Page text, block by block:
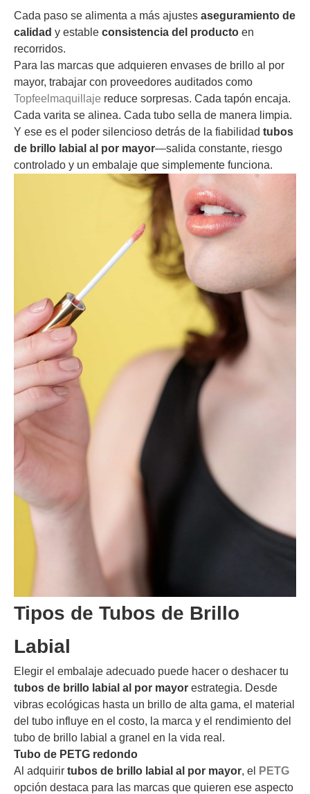
Cada paso se alimenta a más ajustes aseguramiento de
calidad y estable consistencia del producto en
recorridos.
Para las marcas que adquieren envases de brillo al por
mayor, trabajar con proveedores auditados como
Topfeelmaquillaje reduce sorpresas. Cada tapón encaja.
Cada varita se alinea. Cada tubo sella de manera limpia.
Y ese es el poder silencioso detrás de la fiabilidad tubos
de brillo labial al por mayor—salida constante, riesgo
controlado y un embalaje que simplemente funciona.
Tipos de Tubos de Brillo
Labial
Elegir el embalaje adecuado puede hacer o deshacer tu
tubos de brillo labial al por mayor estrategia. Desde
vibras ecológicas hasta un brillo de alta gama, el material
del tubo influye en el costo, la marca y el rendimiento del
tubo de brillo labial a granel en la vida real.
Tubo de PETG redondo
Al adquirir tubos de brillo labial al por mayor, el
PETG
opción destaca para las marcas que quieren ese aspecto